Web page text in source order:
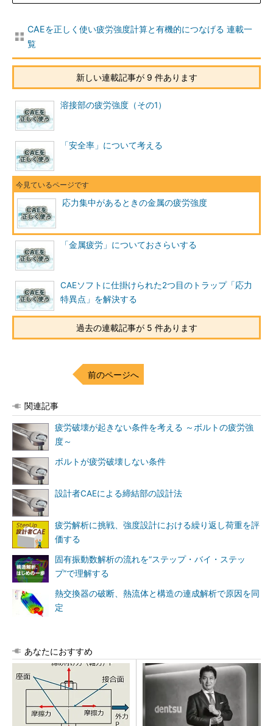
CAEを正しく使い疲労強度計算と有機的につなげる 連載一
覧
新しい連載記事が 9 件あります
溶接部の疲労強度（その1）
「安全率」について考える
応力集中があるときの金属の疲労強度
「金属疲労」についておさらいする
CAEソフトに仕掛けられた2つ目のトラップ「応力
特異点」を解決する
過去の連載記事が 5 件あります
前のページへ
関連記事
疲労破壊が起きない条件を考える ～ボルトの疲労強
度～
ボルトが疲労破壊しない条件
設計者CAEによる締結部の設計法
疲労解析に挑戦、強度設計における繰り返し荷重を評
価する
固有振動数解析の流れを“ステップ・バイ・ステッ
プ”で理解する
熱交換器の破断、熱流体と構造の連成解析で原因を同
定
あなたにおすすめ